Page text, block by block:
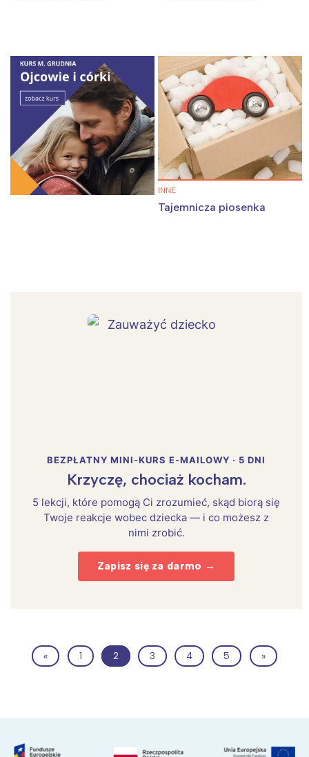
INNE
Tajemnicza piosenka
BEZPŁATNY MINI-KURS E-MAILOWY · 5 DNI
Krzyczę, chociaż kocham.
5 lekcji, które pomogą Ci zrozumieć, skąd biorą się
Twoje reakcje wobec dziecka — i co możesz z
nimi zrobić.
Zapisz się za darmo →
« 1 2 3 4 5 »